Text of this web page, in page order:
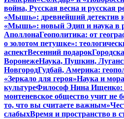
война, Русская весна и русская
«Мышь»: древнейший детектив
«Мышь»: новый Эдип и наука в
АполлонаГеополитика: от
о золотом петушке»:
аспектВесенний подарок
ВоронежеНаука, Пушкин,
НовгородГудбай, Америка:
«Зеркало для героя»Наука и
культуреФилософ Нина Ищенко:
монтеневское общество учит не
то, что вы считаете важным»
слабыхВремя и пространство в